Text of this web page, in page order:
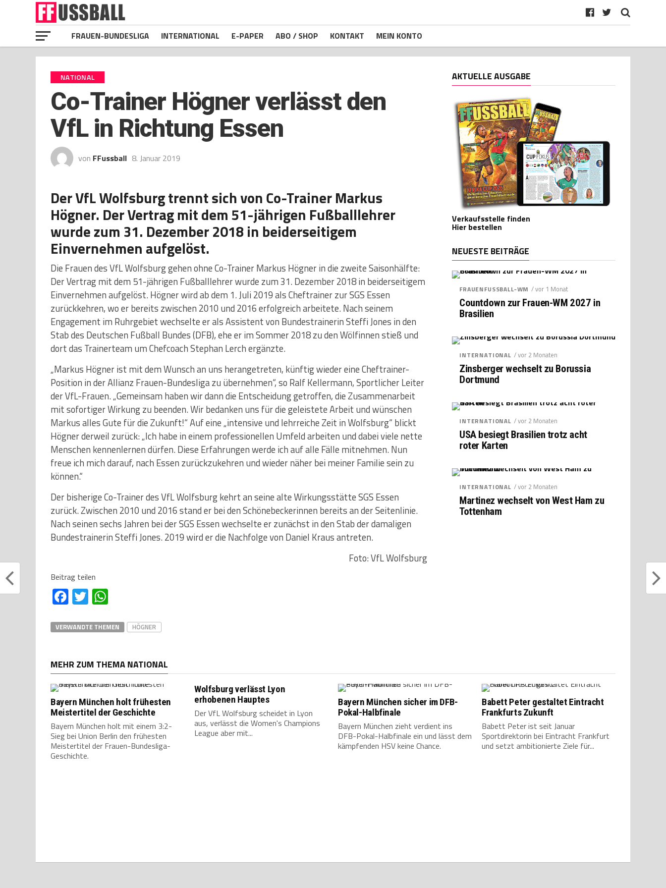
FRAUEN-BUNDESLIGA INTERNATIONAL E-PAPER ABO / SHOP KONTAKT MEIN KONTO
NATIONAL
Co-Trainer Högner verlässt den
VfL in Richtung Essen
von FFussball 8. Januar 2019
Der VfL Wolfsburg trennt sich von Co-Trainer Markus
Högner. Der Vertrag mit dem 51-jährigen Fußballlehrer
wurde zum 31. Dezember 2018 in beiderseitigem
Einvernehmen aufgelöst.
Die Frauen des VfL Wolfsburg gehen ohne Co-Trainer Markus Högner in die zweite Saisonhälfte:
Der Vertrag mit dem 51-jährigen Fußballlehrer wurde zum 31. Dezember 2018 in beiderseitigem
Einvernehmen aufgelöst. Högner wird ab dem 1. Juli 2019 als Cheftrainer zur SGS Essen
zurückkehren, wo er bereits zwischen 2010 und 2016 erfolgreich arbeitete. Nach seinem
Engagement im Ruhrgebiet wechselte er als Assistent von Bundestrainerin Steffi Jones in den
Stab des Deutschen Fußball Bundes (DFB), ehe er im Sommer 2018 zu den Wölfinnen stieß und
dort das Trainerteam um Chefcoach Stephan Lerch ergänzte.
„Markus Högner ist mit dem Wunsch an uns herangetreten, künftig wieder eine Cheftrainer-
Position in der Allianz Frauen-Bundesliga zu übernehmen“, so Ralf Kellermann, Sportlicher Leiter
der VfL-Frauen. „Gemeinsam haben wir dann die Entscheidung getroffen, die Zusammenarbeit
mit sofortiger Wirkung zu beenden. Wir bedanken uns für die geleistete Arbeit und wünschen
Markus alles Gute für die Zukunft!“ Auf eine „intensive und lehrreiche Zeit in Wolfsburg“ blickt
Högner derweil zurück: „Ich habe in einem professionellen Umfeld arbeiten und dabei viele nette
Menschen kennenlernen dürfen. Diese Erfahrungen werde ich auf alle Fälle mitnehmen. Nun
freue ich mich darauf, nach Essen zurückzukehren und wieder näher bei meiner Familie sein zu
können.“
Der bisherige Co-Trainer des VfL Wolfsburg kehrt an seine alte Wirkungsstätte SGS Essen
zurück. Zwischen 2010 und 2016 stand er bei den Schönebeckerinnen bereits an der Seitenlinie.
Nach seinen sechs Jahren bei der SGS Essen wechselte er zunächst in den Stab der damaligen
Bundestrainerin Steffi Jones. 2019 wird er die Nachfolge von Daniel Kraus antreten.
Foto: VfL Wolfsburg
Beitrag teilen
Facebook
Twitter
VERWANDTE THEMEN HÖGNER
AKTUELLE AUSGABE
Verkaufsstelle finden
Hier bestellen
NEUESTE BEITRÄGE
FRAUENFUSSBALL-WM / vor 1 Monat
Countdown zur Frauen-WM 2027 in
Brasilien
INTERNATIONAL / vor 2 Monaten
Zinsberger wechselt zu Borussia
Dortmund
INTERNATIONAL / vor 2 Monaten
USA besiegt Brasilien trotz acht
roter Karten
INTERNATIONAL / vor 2 Monaten
Martinez wechselt von West Ham zu
Tottenham
MEHR ZUM THEMA NATIONAL
Bayern München holt frühesten
Meistertitel der Geschichte
Bayern München holt mit einem 3:2-
Sieg bei Union Berlin den frühesten
Meistertitel der Frauen-Bundesliga-
Geschichte.
Wolfsburg verlässt Lyon
erhobenen Hauptes
Der VfL Wolfsburg scheidet in Lyon
aus, verlässt die Women's Champions
League aber mit...
Bayern München sicher im DFB-
Pokal-Halbfinale
Bayern München zieht verdient ins
DFB-Pokal-Halbfinale ein und lässt dem
kämpfenden HSV keine Chance.
Babett Peter gestaltet Eintracht
Frankfurts Zukunft
Babett Peter ist seit Januar
Sportdirektorin bei Eintracht Frankfurt
und setzt ambitionierte Ziele für...